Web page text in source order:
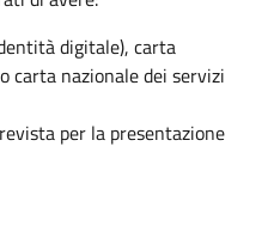
digitale), carta
carta nazionale dei servizi
per la presentazione